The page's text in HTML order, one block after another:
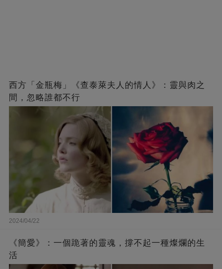
西方「金瓶梅」《查泰萊夫人的情人》：靈與肉之
間，忽略誰都不行
2024/04/22
《簡愛》：一個跪著的靈魂，撐不起一種燦爛的生
活